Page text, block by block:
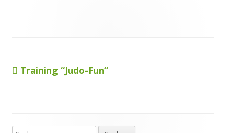
Beitragsnavigation
Vorheriger
Training “Judo-Fun”